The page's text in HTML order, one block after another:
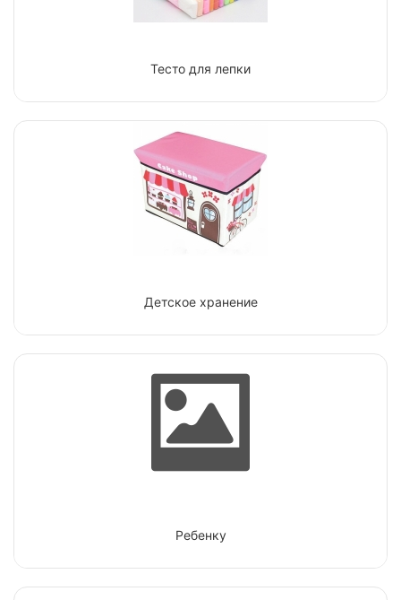
Тесто для лепки
Детское хранение
Ребенку